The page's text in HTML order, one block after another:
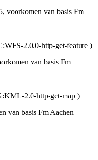
voorkomen van basis Fm
2.0.0-http-get-feature )
van basis Fm
2.0-http-get-map )
van basis Fm Aachen